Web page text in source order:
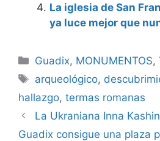
La iglesia de San
ya luce mejor que
Categorías
Guadix, MONUMENTOS,
Etiquetas
arqueológico,
hallazgo, termas romanas
La Ukraniana Inna
Guadix consigue una plaza